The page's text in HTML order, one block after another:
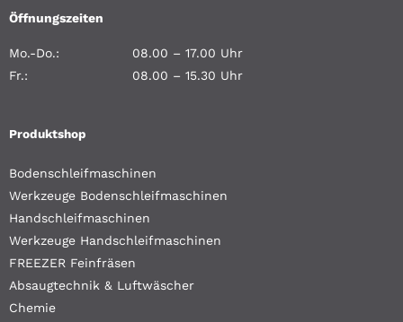
Öffnungszeiten
Mo.-Do.:
08.00 – 17.00 Uhr
Fr.:
08.00 – 15.30 Uhr
Produktshop
Bodenschleifmaschinen
Werkzeuge Bodenschleifmaschinen
Handschleifmaschinen
Werkzeuge Handschleifmaschinen
FREEZER Feinfräsen
Absaugtechnik & Luftwäscher
Chemie